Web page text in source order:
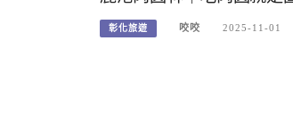
彰化旅遊 咬咬 2025-11-01